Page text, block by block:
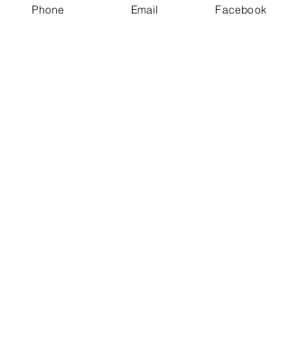
友だち登録はこちらから
Phone Email Facebook